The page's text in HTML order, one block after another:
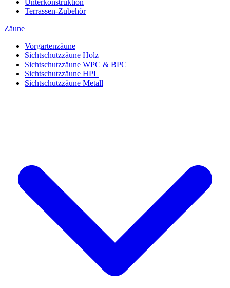
Unterkonstruktion
Terrassen-Zubehör
Zäune
Vorgartenzäune
Sichtschutzzäune Holz
Sichtschutzzäune WPC & BPC
Sichtschutzzäune HPL
Sichtschutzzäune Metall